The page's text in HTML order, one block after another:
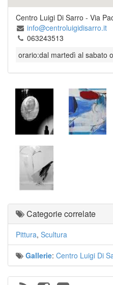
Centro Luigi Di Sarro - Via
info@centroluigidisarro.it
063243513
orario:dal martedì al sabato
Categorie correlate
Pittura, Scultura
Gallerie: Centro Luigi Di